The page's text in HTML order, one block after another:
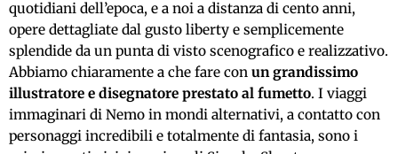
quotidiani dell’epoca, e a noi a distanza di cento anni,
opere dettagliate dal gusto liberty e semplicemente
splendide da un punta di visto scenografico e realizzativo.
Abbiamo chiaramente a che fare con un grandissimo
illustratore e disegnatore prestato al fumetto. I viaggi
immaginari di Nemo in mondi alternativi, a contatto con
personaggi incredibili e totalmente di fantasia, sono i